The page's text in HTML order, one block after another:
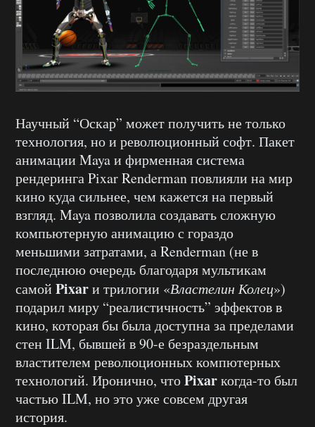
Научный “Оскар” может получить не только
технология, но и революционный софт. Пакет
анимации Maya и фирменная система
рендеринга Pixar Renderman повлияли на мир
кино куда сильнее, чем кажется на первый
взгляд. Maya позволила создавать сложную
компьютерную анимацию с гораздо
меньшими затратами, а Renderman (не в
последнюю очередь благодаря мультикам
самой Pixarи трилогии «Властелин Колец»)
подарил миру “реалистичность” эффектов в
кино, которая бы была доступна за пределами
стен ILM, бывшей в 90-е безраздельным
властителем революционных компютерных
технологий. Иронично, чтоPixarкогда-то был
частью ILM, но это уже совсем другая
история.